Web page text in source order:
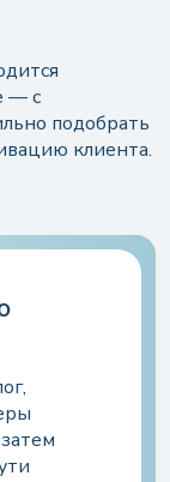
— с
подобрать
клиента.